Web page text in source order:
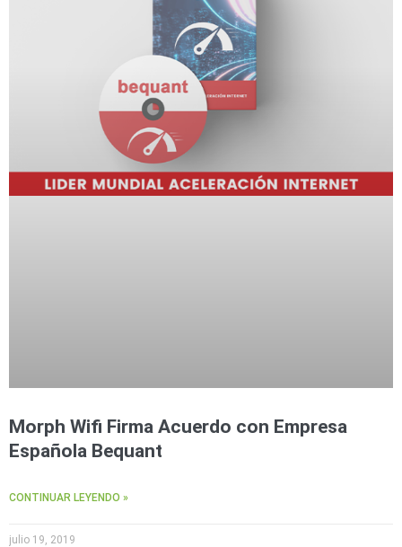
Morph Wifi Firma Acuerdo con Empresa
Española Bequant
CONTINUAR LEYENDO »
julio 19, 2019